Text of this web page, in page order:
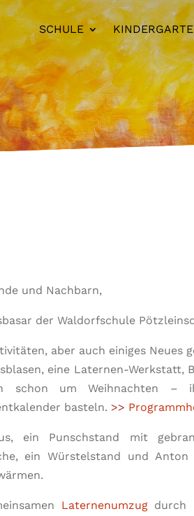
SCHULE
und Nachbarn,
der Waldorfschule
aber auch einiges Neues
eine Laternen-Werkstatt,
schon um Weihnachten
basteln. >>
ein Punschstand mit
ein Würstelstand und
Laternenumzug durch